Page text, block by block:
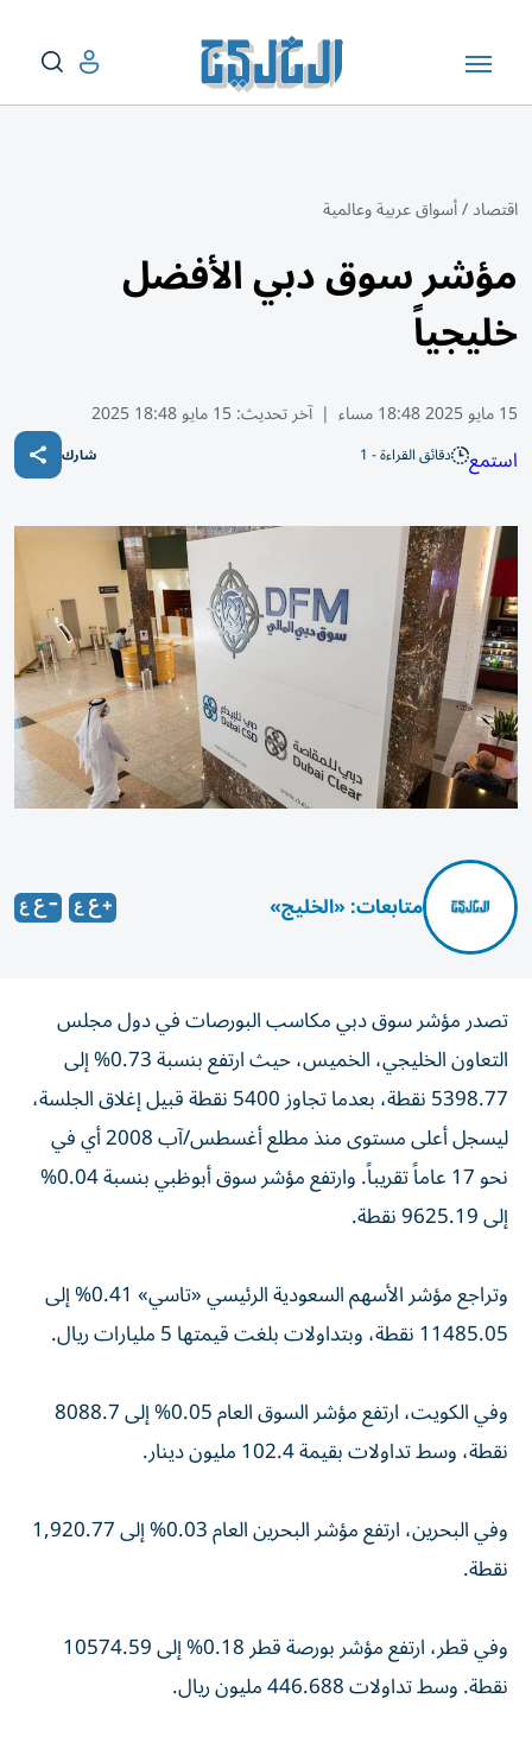
اقتصاد/أسواق عربية وعالمية
مؤشر سوق دبي الأفضل
خليجياً
15 مايو 2025 18:48 مساء | آخر تحديث:15 مايو 18:48 2025
استمع دقائق القراءة - 1 شارك
متابعات: «الخليج»
تصدر مؤشر سوق دبي مكاسب البورصات في دول مجلس
التعاون الخليجي، الخميس، حيث ارتفع بنسبة 0.73% إلى
5398.77 نقطة، بعدما تجاوز 5400 نقطة قبيل إغلاق الجلسة،
ليسجل أعلى مستوى منذ مطلع أغسطس/آب 2008 أي في
نحو 17 عاماً تقريباً. وارتفع مؤشر سوق أبوظبي بنسبة 0.04%
إلى 9625.19 نقطة.
وتراجع مؤشر الأسهم السعودية الرئيسي «تاسي» 0.41% إلى
11485.05 نقطة، وبتداولات بلغت قيمتها 5 مليارات ريال.
وفي الكويت، ارتفع مؤشر السوق العام 0.05% إلى 8088.7
نقطة، وسط تداولات بقيمة 102.4 مليون دينار.
وفي البحرين، ارتفع مؤشر البحرين العام 0.03% إلى 1,920.77
نقطة.
وفي قطر، ارتفع مؤشر بورصة قطر 0.18% إلى 10574.59
نقطة. وسط تداولات 446.688 مليون ريال.